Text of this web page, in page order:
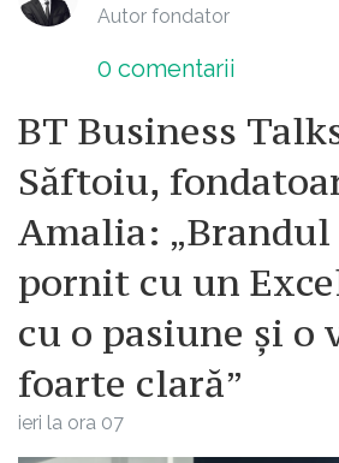
Autor fondator
0 comentarii
BT Business
Săftoiu,
Amalia: „Brandul
pornit cu un
cu o pasiune și o
foarte clară”
ieri la ora 07